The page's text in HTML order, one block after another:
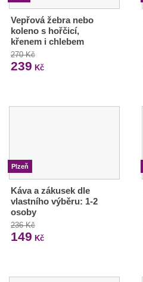
Vepřová žebra nebo
koleno s hořčicí,
křenem i chlebem
270 Kč
239 Kč
Plzeň
Káva a zákusek dle
vlastního výběru: 1-2
osoby
236 Kč
149 Kč